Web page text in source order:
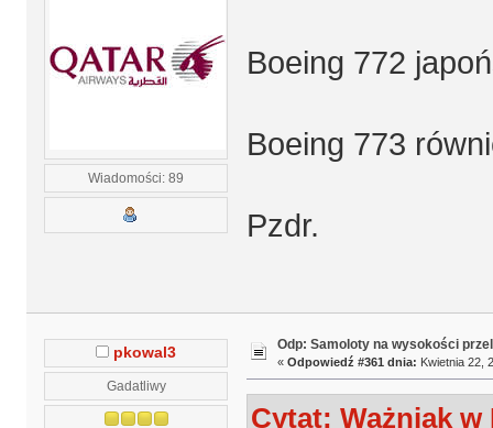
Wiadomości: 89
Boeing 772
Boeing 773
Pzdr.
pkowal3
Gadatliwy
Odp: Samoloty na wysokości
« Odpowiedź #361 dnia: Kwietnia 22,
Cytat: Ważniak w